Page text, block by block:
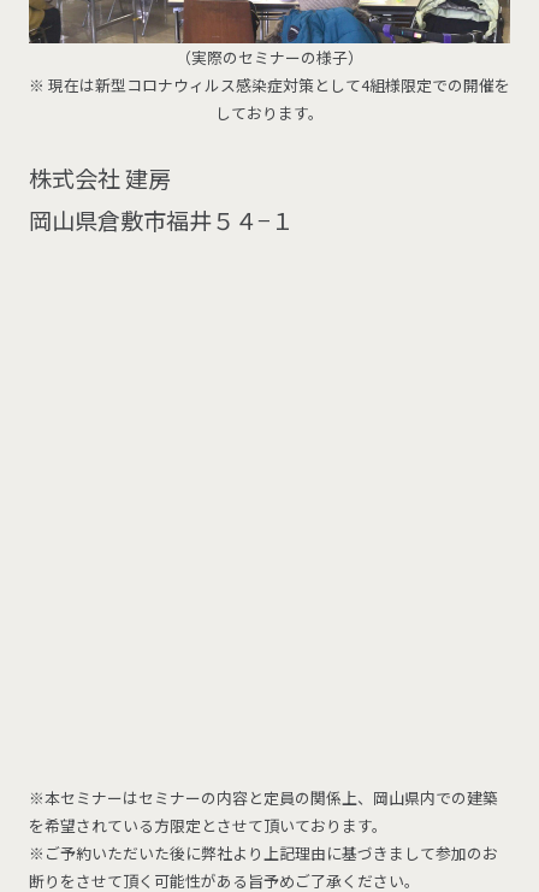
（実際のセミナーの様子）
※ 現在は新型コロナウィルス感染症対策として4組様限定での開催を
しております。
株式会社 建房
岡山県倉敷市福井５４−１
※本セミナーはセミナーの内容と定員の関係上、岡山県内での建築
を希望されている方限定とさせて頂いております。
※ご予約いただいた後に弊社より上記理由に基づきまして参加のお
断りをさせて頂く可能性がある旨予めご了承ください。